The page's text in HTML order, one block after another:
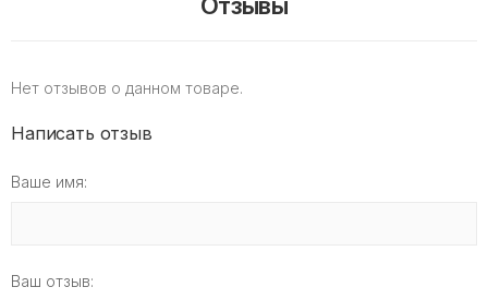
Нет отзывов о данном товаре.
Написать отзыв
Ваше имя:
Ваш отзыв: